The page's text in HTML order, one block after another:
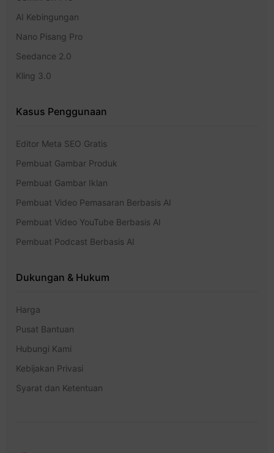
AI Kebingungan
Nano Pisang Pro
Seedance 2.0
Kling 3.0
Kasus Penggunaan
Editor Meta SEO Gratis
Pembuat Gambar Produk
Pembuat Gambar Iklan
Pembuat Video Pemasaran Berbasis AI
Pembuat Video YouTube Berbasis AI
Pembuat Podcast Berbasis AI
Dukungan & Hukum
Harga
Pusat Bantuan
Hubungi Kami
Kebijakan Privasi
Syarat dan Ketentuan